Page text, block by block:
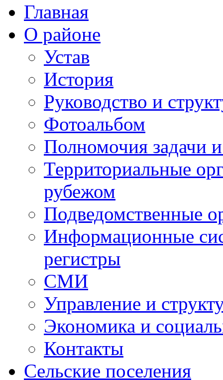
Главная
О районе
Устав
История
Руководство и
Фотоальбом
Полномочия задачи
Территориальные
рубежом
Подведомственные
Информационные
регистры
СМИ
Управление и
Экономика и
Контакты
Сельские поселения